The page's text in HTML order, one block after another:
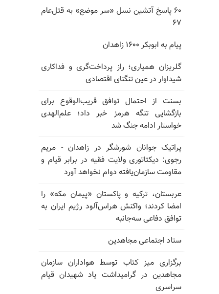
۶۰ پاسخ آتشین نسل «سر موضع» به قتل‌عام
۶۷
پیام به ابوبکر ۱۶۰۰ زاهدان
گلریزان همیاری؛ راز پرداخت‌گری و فداکاری
شیداوار در عین تنگنای اقتصادی
بسنت از احتمال توافق قریب‌الوقوع برای
بازگشایی تنگه هرمز خبر داد؛ علم‌الهدی
خواستار ادامه جنگ شد
پراتیک جوانان شورشگر در زاهدان - مریم
رجوی: دیکتاتوری ولایت فقیه در برابر قیام و
مقاومت سازمان‌یافته دوام نخواهد آورد
عربستان، ترکیه و پاکستان «پیمان مکه» را
امضا کردند؛ واکنش هراس‌آلود رژیم ایران به
توافق دفاعی سه‌جانبه
ستاد اجتماعی مجاهدین
برگزاری میز کتاب توسط هواداران سازمان
مجاهدین در گرامیداشت یاد شهیدان قیام
سراسری